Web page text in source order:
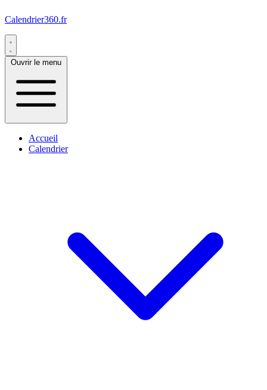
Calendrier360.fr
Ouvrir le menu
Accueil
Calendrier